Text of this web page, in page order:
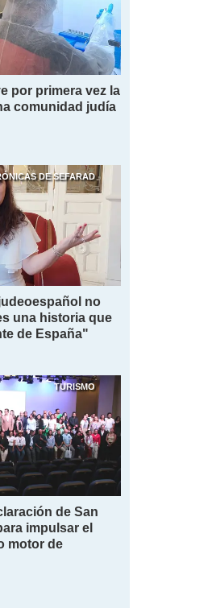
por primera vez la
comunidad judía
DE SEFARAD
no
una historia que
de España"
TURISMO
de San
impulsar el
motor de